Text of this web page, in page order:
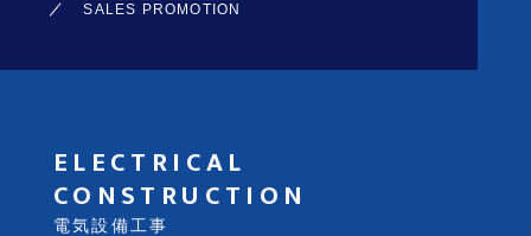
SALES PROMOTION
ELECTRICAL
CONSTRUCTION
電気設備工事